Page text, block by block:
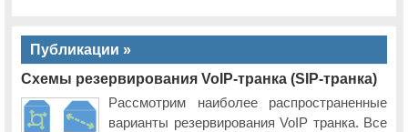
Впервые будет открыт виртуальный портал Cisco Expo
На московской Cisco Expo 2011 будут показаны решения для
совместной работы
Обладателями двух бесплатных путевок на московскую
конференцию Cisco Expo-2011 стали жители Ташкента и Сургута
Публикации »
Схемы резервирования VoIP-транка (SIP-транка)
Рассмотрим наиболее распространенные
варианты резервирования VoIP транка. Все